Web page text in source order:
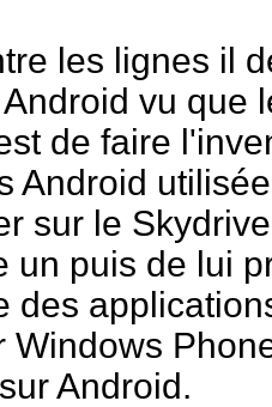
les lignes il
vu que
de faire
Android
sur le
un puis de lui
des
Windows
Android.